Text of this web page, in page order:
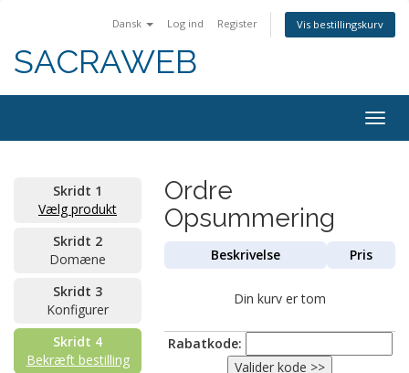
Dansk Log ind Register Vis bestillingskurv
SACRAWEB
Skridt 1
Vælg produkt
Skridt 2
Domæne
Skridt 3
Konfigurer
Skridt 4
Bekræft bestilling
Ordre
Opsummering
Beskrivelse Pris
Din kurv er tom
Rabatkode: